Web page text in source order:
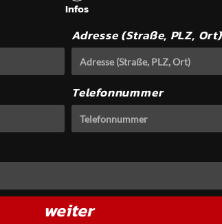
Infos
Adresse (Straße, PLZ,
Telefonnummer
weiter